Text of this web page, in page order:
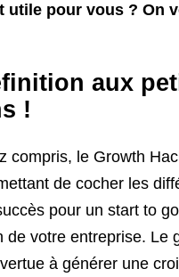
utile pour vous ? On
aux
!
compris, le Growth
de cocher les
pour un start to
de votre entreprise. Le
à générer une